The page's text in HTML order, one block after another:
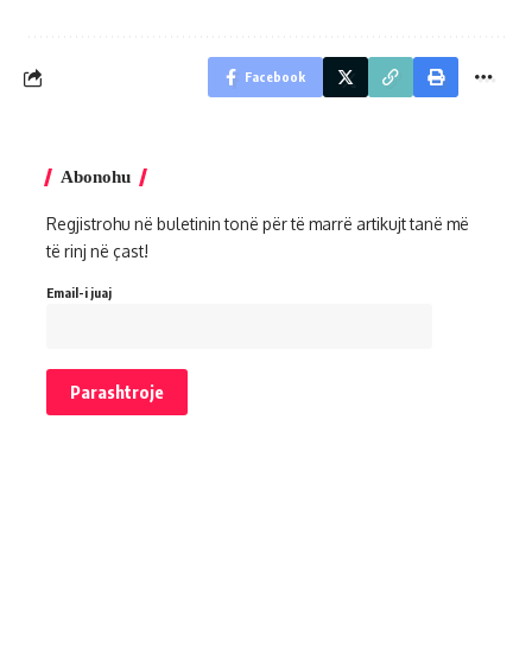
Facebook
Abonohu
Regjistrohu në buletinin tonë për të marrë artikujt tanë më
të rinj në çast!
Email-i juaj